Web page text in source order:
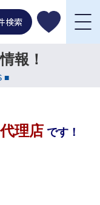
検索
報！
■
理店 です！